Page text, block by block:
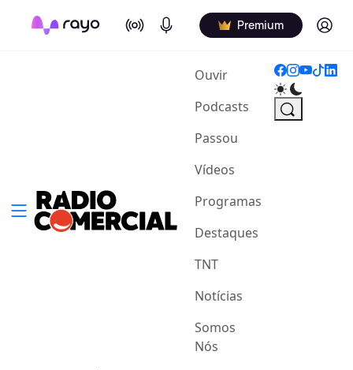
On Air Podcasts Premium Log in
Ouvir(current)
Podcasts
Passou
Vídeos
Programas
Destaques
TNT
Notícias
Somos
Nós